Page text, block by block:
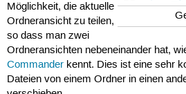
Möglichkeit, die aktuelle
Ordneransicht zu teilen,
so dass man zwei
Ordneransichten nebeneinander hat,
Commanderkennt. Dies ist eine sehr
Dateien von einem Ordner in einen